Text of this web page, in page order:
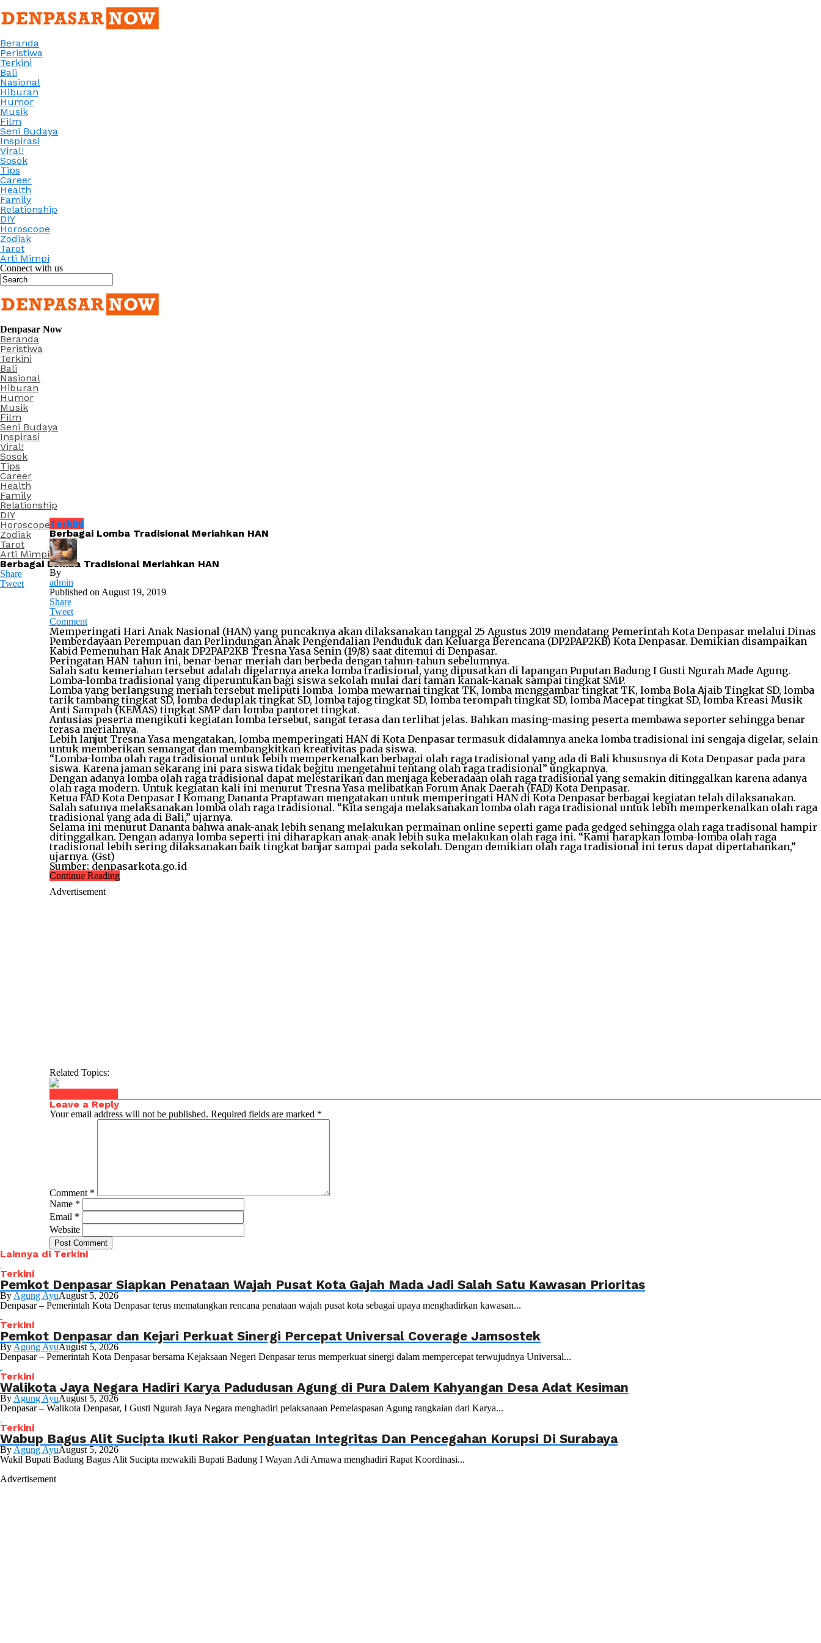
Beranda
Peristiwa
Terkini
Bali
Nasional
Hiburan
Humor
Musik
Film
Seni Budaya
Inspirasi
Viral!
Sosok
Tips
Career
Health
Family
Relationship
DIY
Horoscope
Zodiak
Tarot
Arti Mimpi
Connect with us
Denpasar Now
Beranda
Peristiwa
Terkini
Bali
Nasional
Hiburan
Humor
Musik
Film
Seni Budaya
Inspirasi
Viral!
Sosok
Tips
Career
Health
Family
Relationship
DIY
Horoscope
Zodiak
Tarot
Arti Mimpi
Berbagai Lomba Tradisional Meriahkan HAN
Share
Tweet
Terkini
Berbagai Lomba Tradisional Meriahkan HAN
By
admin
Published on August 19, 2019
Share
Tweet
Comment
Memperingati Hari Anak Nasional (HAN) yang puncaknya akan dilaksanakan tanggal 25 Agustus 2019 mendatang Pemerintah Kota Denpasar melalui Dinas
Pemberdayaan Perempuan dan Perlindungan Anak Pengendalian Penduduk dan Keluarga Berencana (DP2PAP2KB) Kota Denpasar. Demikian disampaikan
Kabid Pemenuhan Hak Anak DP2PAP2KB Tresna Yasa Senin (19/8) saat ditemui di Denpasar.
Peringatan HAN tahun ini, benar-benar meriah dan berbeda dengan tahun-tahun sebelumnya.
Salah satu kemeriahan tersebut adalah digelarnya aneka lomba tradisional, yang dipusatkan di lapangan Puputan Badung I Gusti Ngurah Made Agung.
Lomba-lomba tradisional yang diperuntukan bagi siswa sekolah mulai dari taman kanak-kanak sampai tingkat SMP.
Lomba yang berlangsung meriah tersebut meliputi lomba lomba mewarnai tingkat TK, lomba menggambar tingkat TK, lomba Bola Ajaib Tingkat SD, lomba
tarik tambang tingkat SD, lomba deduplak tingkat SD, lomba tajog tingkat SD, lomba terompah tingkat SD, lomba Macepat tingkat SD, lomba Kreasi Musik
Anti Sampah (KEMAS) tingkat SMP dan lomba pantoret tingkat.
Antusias peserta mengikuti kegiatan lomba tersebut, sangat terasa dan terlihat jelas. Bahkan masing-masing peserta membawa seporter sehingga benar
terasa meriahnya.
Lebih lanjut Tresna Yasa mengatakan, lomba memperingati HAN di Kota Denpasar termasuk didalamnya aneka lomba tradisional ini sengaja digelar, selain
untuk memberikan semangat dan membangkitkan kreativitas pada siswa.
“Lomba-lomba olah raga tradisional untuk lebih memperkenalkan berbagai olah raga tradisional yang ada di Bali khususnya di Kota Denpasar pada para
siswa. Karena jaman sekarang ini para siswa tidak begitu mengetahui tentang olah raga tradisional” ungkapnya.
Dengan adanya lomba olah raga tradisional dapat melestarikan dan menjaga keberadaan olah raga tradisional yang semakin ditinggalkan karena adanya
olah raga modern. Untuk kegiatan kali ini menurut Tresna Yasa melibatkan Forum Anak Daerah (FAD) Kota Denpasar.
Ketua FAD Kota Denpasar I Komang Dananta Praptawan mengatakan untuk memperingati HAN di Kota Denpasar berbagai kegiatan telah dilaksanakan.
Salah satunya melaksanakan lomba olah raga tradisional. “Kita sengaja melaksanakan lomba olah raga tradisional untuk lebih memperkenalkan olah raga
tradisional yang ada di Bali,” ujarnya.
Selama ini menurut Dananta bahwa anak-anak lebih senang melakukan permainan online seperti game pada gedged sehingga olah raga tradisonal hampir
ditinggalkan. Dengan adanya lomba seperti ini diharapkan anak-anak lebih suka melakukan olah raga ini. “Kami harapkan lomba-lomba olah raga
tradisional lebih sering dilaksanakan baik tingkat banjar sampai pada sekolah. Dengan demikian olah raga tradisional ini terus dapat dipertahankan,”
ujarnya. (Gst)
Sumber; denpasarkota.go.id
Continue Reading
Advertisement
Related Topics:
Leave a Reply
Your email address will not be published. Required fields are marked *
Comment *
Name *
Email *
Website
Lainnya di Terkini
Terkini
Pemkot Denpasar Siapkan Penataan Wajah Pusat Kota Gajah Mada Jadi Salah Satu Kawasan Prioritas
By Agung AyuAugust 5, 2026
Denpasar – Pemerintah Kota Denpasar terus mematangkan rencana penataan wajah pusat kota sebagai upaya menghadirkan kawasan...
Terkini
Pemkot Denpasar dan Kejari Perkuat Sinergi Percepat Universal Coverage Jamsostek
By Agung AyuAugust 5, 2026
Denpasar – Pemerintah Kota Denpasar bersama Kejaksaan Negeri Denpasar terus memperkuat sinergi dalam mempercepat terwujudnya Universal...
Terkini
Walikota Jaya Negara Hadiri Karya Padudusan Agung di Pura Dalem Kahyangan Desa Adat Kesiman
By Agung AyuAugust 5, 2026
Denpasar – Walikota Denpasar, I Gusti Ngurah Jaya Negara menghadiri pelaksanaan Pemelaspasan Agung rangkaian dari Karya...
Terkini
Wabup Bagus Alit Sucipta Ikuti Rakor Penguatan Integritas Dan Pencegahan Korupsi Di Surabaya
By Agung AyuAugust 5, 2026
Wakil Bupati Badung Bagus Alit Sucipta mewakili Bupati Badung I Wayan Adi Arnawa menghadiri Rapat Koordinasi...
Advertisement